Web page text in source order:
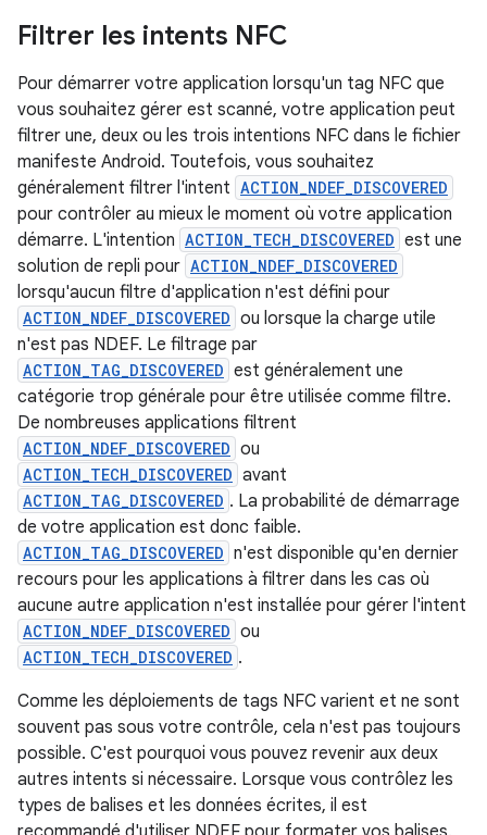
Filtrer les intents NFC
Pour démarrer votre application lorsqu'un tag NFC que
vous souhaitez gérer est scanné, votre application peut
filtrer une, deux ou les trois intentions NFC dans le fichier
manifeste Android. Toutefois, vous souhaitez
généralement filtrer l'intent ACTION_NDEF_DISCOVERED
pour contrôler au mieux le moment où votre application
démarre. L'intention ACTION_TECH_DISCOVERED est une
solution de repli pour ACTION_NDEF_DISCOVERED
lorsqu'aucun filtre d'application n'est défini pour
ACTION_NDEF_DISCOVERED ou lorsque la charge utile
n'est pas NDEF. Le filtrage par
ACTION_TAG_DISCOVERED est généralement une
catégorie trop générale pour être utilisée comme filtre.
De nombreuses applications filtrent
ACTION_NDEF_DISCOVERED ou
ACTION_TECH_DISCOVERED avant
ACTION_TAG_DISCOVERED . La probabilité de démarrage
de votre application est donc faible.
ACTION_TAG_DISCOVERED n'est disponible qu'en dernier
recours pour les applications à filtrer dans les cas où
aucune autre application n'est installée pour gérer l'intent
ACTION_NDEF_DISCOVERED ou
ACTION_TECH_DISCOVERED .
Comme les déploiements de tags NFC varient et ne sont
souvent pas sous votre contrôle, cela n'est pas toujours
possible. C'est pourquoi vous pouvez revenir aux deux
autres intents si nécessaire. Lorsque vous contrôlez les
types de balises et les données écrites, il est